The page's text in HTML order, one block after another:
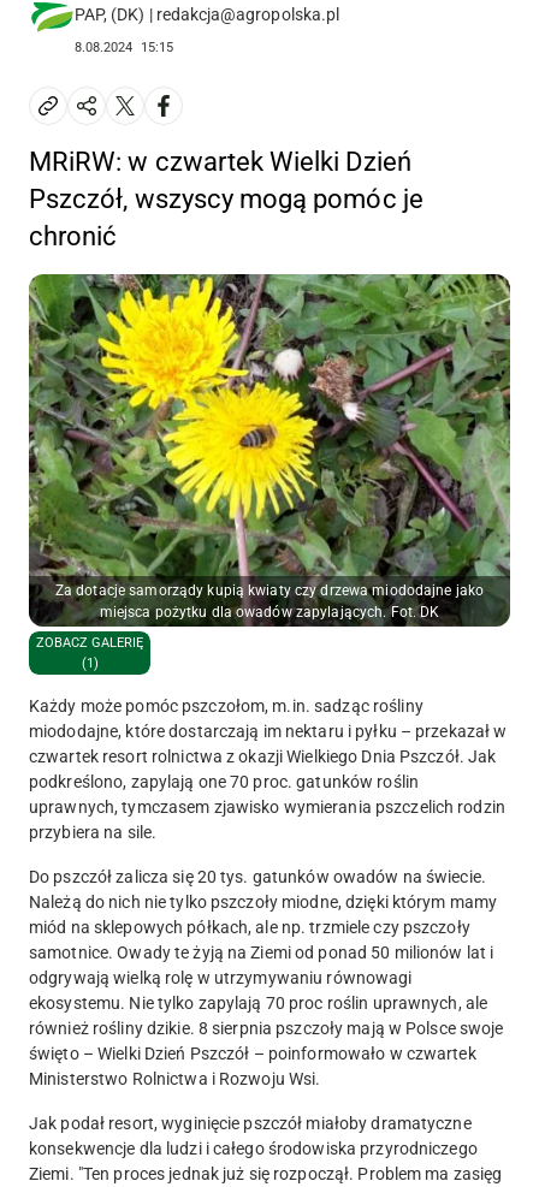
PAP, (DK) | redakcja@agropolska.pl
8.08.2024 15:15
MRiRW: w czwartek Wielki Dzień
Pszczół, wszyscy mogą pomóc je
chronić
Za dotacje samorządy kupią kwiaty czy drzewa miododajne jako
miejsca pożytku dla owadów zapylających. Fot. DK
ZOBACZ GALERIĘ
(1)
Każdy może pomóc pszczołom, m.in. sadząc rośliny
miododajne, które dostarczają im nektaru i pyłku – przekazał w
czwartek resort rolnictwa z okazji Wielkiego Dnia Pszczół. Jak
podkreślono, zapylają one 70 proc. gatunków roślin
uprawnych, tymczasem zjawisko wymierania pszczelich rodzin
przybiera na sile.
Do pszczół zalicza się 20 tys. gatunków owadów na świecie.
Należą do nich nie tylko pszczoły miodne, dzięki którym mamy
miód na sklepowych półkach, ale np. trzmiele czy pszczoły
samotnice. Owady te żyją na Ziemi od ponad 50 milionów lat i
odgrywają wielką rolę w utrzymywaniu równowagi
ekosystemu. Nie tylko zapylają 70 proc roślin uprawnych, ale
również rośliny dzikie. 8 sierpnia pszczoły mają w Polsce swoje
święto – Wielki Dzień Pszczół – poinformowało w czwartek
Ministerstwo Rolnictwa i Rozwoju Wsi.
Jak podał resort, wyginięcie pszczół miałoby dramatyczne
konsekwencje dla ludzi i całego środowiska przyrodniczego
Ziemi. "Ten proces jednak już się rozpoczął. Problem ma zasięg